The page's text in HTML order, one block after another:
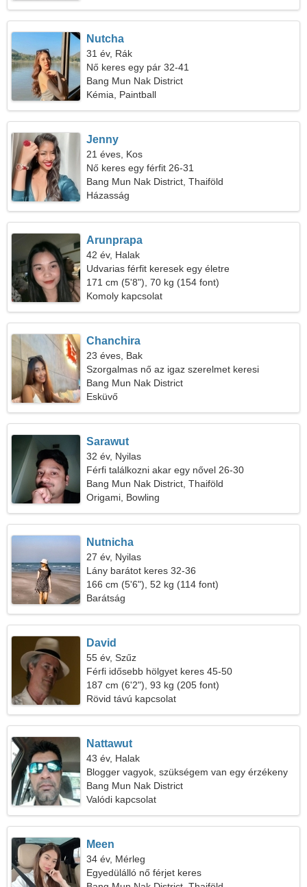
Nutcha
31 év, Rák
Nő keres egy pár 32-41
Bang Mun Nak District
Kémia, Paintball
Jenny
21 éves, Kos
Nő keres egy férfit 26-31
Bang Mun Nak District, Thaiföld
Házasság
Arunprapa
42 év, Halak
Udvarias férfit keresek egy életre
171 cm (5'8"), 70 kg (154 font)
Komoly kapcsolat
Chanchira
23 éves, Bak
Szorgalmas nő az igaz szerelmet keresi
Bang Mun Nak District
Esküvő
Sarawut
32 év, Nyilas
Férfi találkozni akar egy nővel 26-30
Bang Mun Nak District, Thaiföld
Origami, Bowling
Nutnicha
27 év, Nyilas
Lány barátot keres 32-36
166 cm (5'6"), 52 kg (114 font)
Barátság
David
55 év, Szűz
Férfi idősebb hölgyet keres 45-50
187 cm (6'2"), 93 kg (205 font)
Rövid távú kapcsolat
Nattawut
43 év, Halak
Blogger vagyok, szükségem van egy érzékeny
nőre
Bang Mun Nak District
Valódi kapcsolat
Meen
34 év, Mérleg
Egyedülálló nő férjet keres